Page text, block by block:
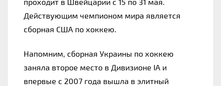
Действующим чемпионом мира является
сборная США по хоккею.
Напомним, сборная Украины по хоккею
заняла второе место в Дивизионе IA и
впервые с 2007 года вышла в элитный